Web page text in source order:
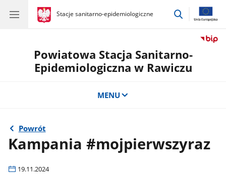
gov.pl
Stacje sanitarno-epidemiologiczne
gov.pl
Stacje
przejdź
Powiatowa Stacja Sanitarno-
Epidemiologiczna w Rawiczu
MENU
Powrót
Kampania #mojpierwszyraz
19.11.2024